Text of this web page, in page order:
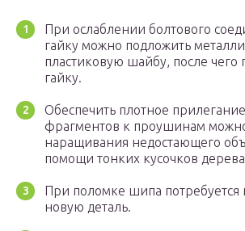
При ослаблении болтового
гайку можно подложить
пластиковую шайбу, после чего
гайку.
Обеспечить плотное
фрагментов к проушинам можно
наращивания недостающего
помощи тонких кусочков
При поломке шипа потребуется
новую деталь.